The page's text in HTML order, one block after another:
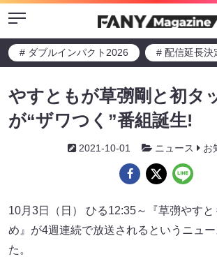
Menu
# ダブルインパクト2026 # 配信延長決
やすともが草彅剛と初タ
が“ザワつく”番組誕生!
2021-10-01 ニュース お
10月3日（日） ひる12:35～『草彅やす
め』が4週連続で放送されるというニュ
た。